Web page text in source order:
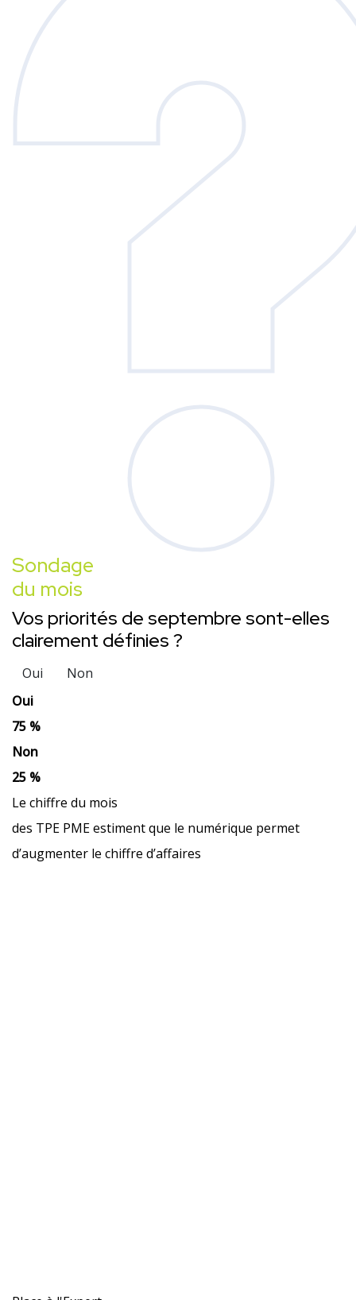
Sondage
du mois
Vos priorités de septembre sont-elles
clairement définies ?
Oui
Non
Oui
75 %
Non
25 %
Le chiffre du mois
des TPE PME estiment que le numérique permet
d’augmenter le chiffre d’affaires